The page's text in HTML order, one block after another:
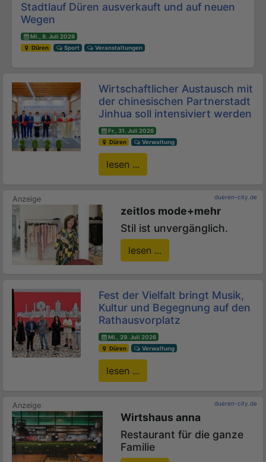
Stadtlauf Düren ausverkauft und auf neuen
Wegen
Mi., 8. Juli 2026
Düren
Sport Veranstaltungen
Wirtschaftlicher Austausch mit
der chinesischen Partnerstadt
Jinhua soll intensiviert werden
Fr., 31. Juli 2026
Düren
Verwaltung
lesen ...
dueren-city.de
zeitlos mode+mehr
Stil ist unvergänglich.
lesen ...
Fest der Vielfalt bringt Musik,
Kultur und Begegnung auf den
Rathausvorplatz
Mi., 29. Juli 2026
Düren
Verwaltung
lesen ...
dueren-city.de
Wirtshaus anna
Restaurant für die ganze
Familie